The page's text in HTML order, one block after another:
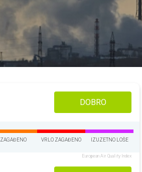
DOBRO
ZAGAĐENO VRLO ZAGAĐENO IZUZETNO LOŠE
European Air Quality Index